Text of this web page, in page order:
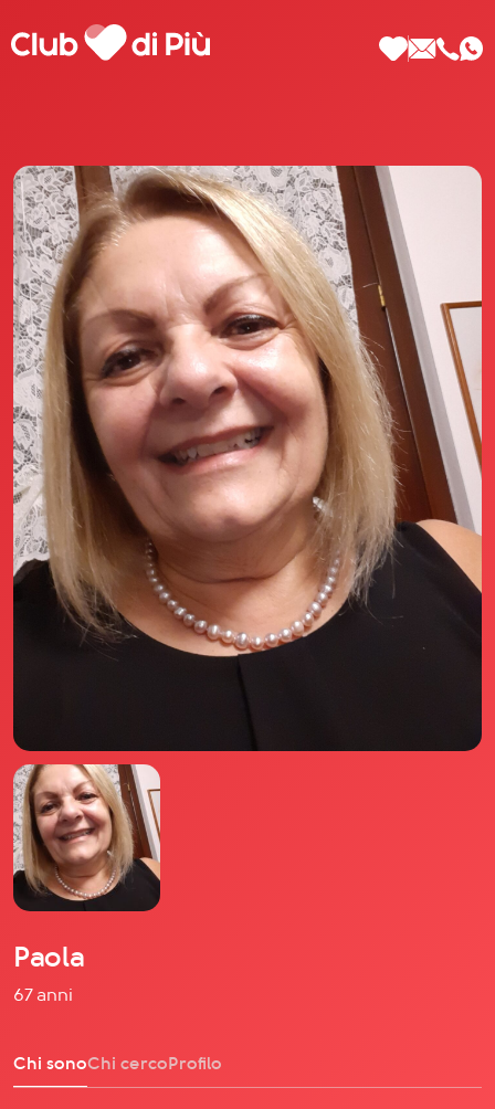
Scopri Club di Più
Le testimonianze Club di Più
La fondatrice Valeria Pilla
Annunci Donne
Agenzia matrimoniale Club di Più
Love Notebook
Il libro Donna di Cuori
Quanto costa Club di Più
Love Academy
Domande Frequenti
Impegno Sociale
Le nostre sedi
YouTube
Instagram
TikTok
Paola
67 anni
Chi sonoChi cercoProfilo